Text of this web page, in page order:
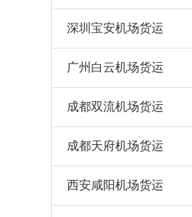
深圳宝安机场货运
广州白云机场货运
成都双流机场货运
成都天府机场货运
西安咸阳机场货运